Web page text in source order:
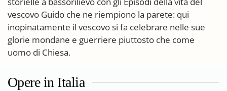
vescovo Guido che ne riempiono la parete: qui
inopinatamente il vescovo si fa celebrare nelle sue
glorie mondane e guerriere piuttosto che come
uomo di Chiesa.
Opere in Italia